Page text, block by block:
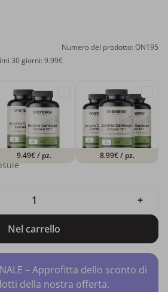
Numero del prodotto: ON195
30 giorni: 9.99€
9.49€/ pz. 8.99€/ pz.
+
Nel carrello
– Approfitta dello sconto di
della nostra offerta.